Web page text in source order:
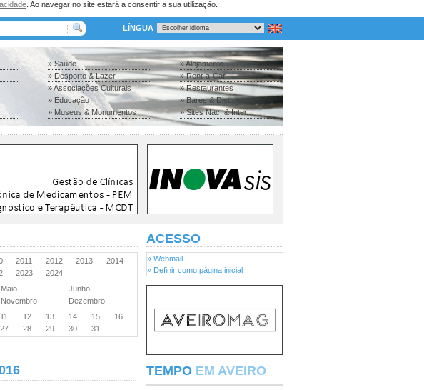
. Ao navegar no site estará a consentir a sua utilização.
LÍNGUA
» Saúde
» Desporto & Lazer
» Associações Culturais
» Educação
» Museus & Monumentos
» Alojamento
» Rent-a-Car
» Restaurantes
» Bares & Discotecas
» Sites Nac. & Inter.
2011 2012 2013
2014
2023
2024
Maio
Junho
Novembro
Dezembro
11 12 13 14 15
16
27 28 29 30 31
ACESSO
» Webmail
» Definir como página inicial
TEMPO EM AVEIRO